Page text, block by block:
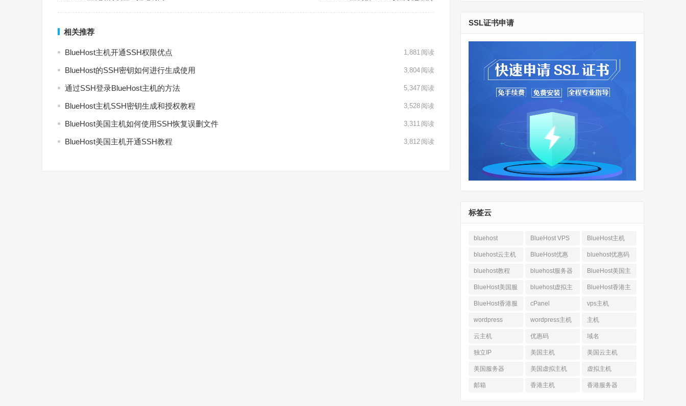
相关推荐
BlueHost主机开通SSH权限优点 1,881 阅读
BlueHost的SSH密钥如何进行生成使用 3,804 阅读
通过SSH登录BlueHost主机的方法 5,347 阅读
BlueHost主机SSH密钥生成和授权教程 3,528 阅读
BlueHost美国主机如何使用SSH恢复误删文件 3,311 阅读
BlueHost美国主机开通SSH教程 3,812 阅读
SSL证书申请
标签云
bluehost BlueHost VPS BlueHost主机
bluehost云主机 BlueHost优惠 bluehost优惠码
bluehost教程 bluehost服务器
BlueHost美国主
机
BlueHost美国服
务器
bluehost虚拟主
机
BlueHost香港主
机
BlueHost香港服
务器
cPanel vps主机
wordpress wordpress主机 主机
云主机 优惠码 域名
独立IP 美国主机 美国云主机
美国服务器 美国虚拟主机 虚拟主机
邮箱 香港主机 香港服务器